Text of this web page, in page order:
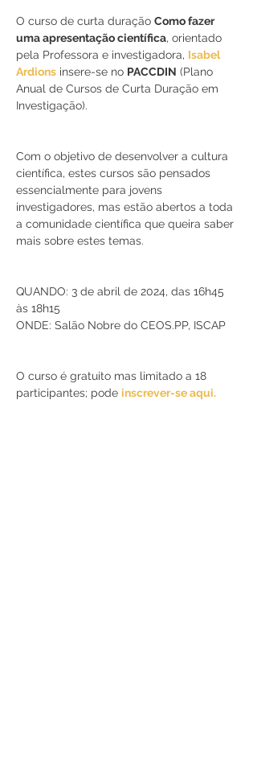
O curso de curta duração Como fazer
uma apresentação científica, orientado
pela Professora e investigadora, Isabel
Ardions insere-se no PACCDIN (Plano
Anual de Cursos de Curta Duração em
Investigação).
Com o objetivo de desenvolver a cultura
científica, estes cursos são pensados
essencialmente para jovens
investigadores, mas estão abertos a toda
a comunidade científica que queira saber
mais sobre estes temas.
QUANDO: 3 de abril de 2024, das 16h45
às 18h15
ONDE: Salão Nobre do CEOS.PP, ISCAP
O curso é gratuito mas limitado a 18
participantes; pode inscrever-se aqui.